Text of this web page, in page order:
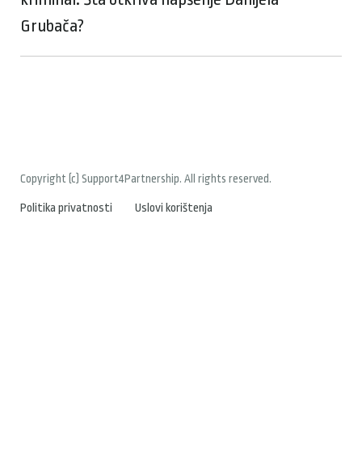
Grubača?
Copyright (c) Support4Partnership. All rights reserved.
Politika privatnosti Uslovi korištenja